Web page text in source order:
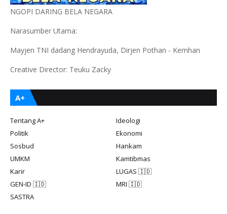
NGOPI DARING BELA NEGARA
Narasumber Utama:
Mayjen TNI dadang Hendrayuda, Dirjen Pothan - Kemhan
Creative Director: Teuku Zacky
A+
Tentang A+
Ideologi
Politik
Ekonomi
Sosbud
Hankam
UMKM
Kamtibmas
Karir
LUGAS 🇮🇩
GEN-ID 🇮🇩
MRI 🇮🇩
SASTRA